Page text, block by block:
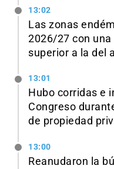
13:02
Las zonas
2026/27 con
superior a la del
13:01
Hubo corridas e
Congreso
de propiedad
13:00
Reanudaron la